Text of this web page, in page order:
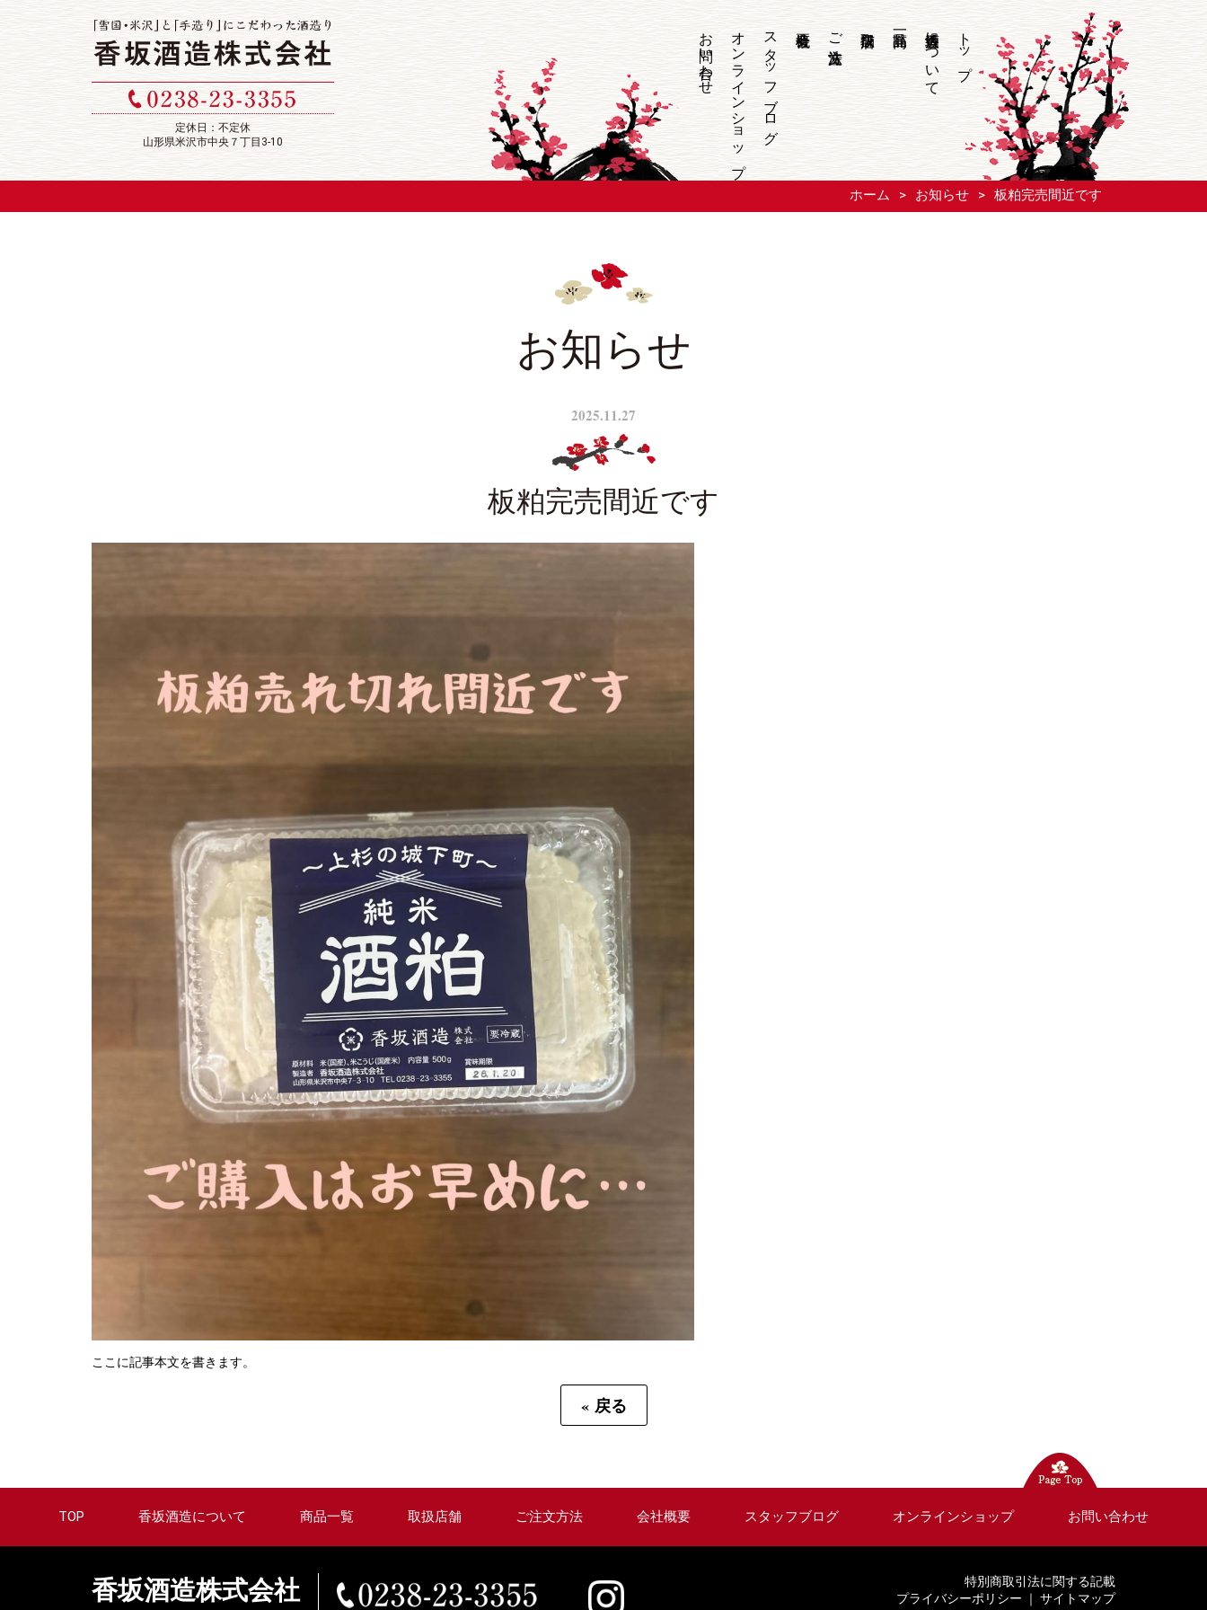
定休日：不定休
山形県米沢市中央７丁目3-10
トップ
香坂酒造について
ご注文方法
スタッフブログ
オンラインショップ
お問い合わせ
ホーム お知らせ 板粕完売間近です
お知らせ
2025.11.27
板粕完売間近です
ここに記事本文を書きます。
« 戻る
TOP 香坂酒造について 商品一覧 取扱店舗 ご注文方法 会社概要 スタッフブログ オンラインショップ お問い合わせ
香坂酒造株式会社
特別商取引法に関する記載
プライバシーポリシー ｜ サイトマップ